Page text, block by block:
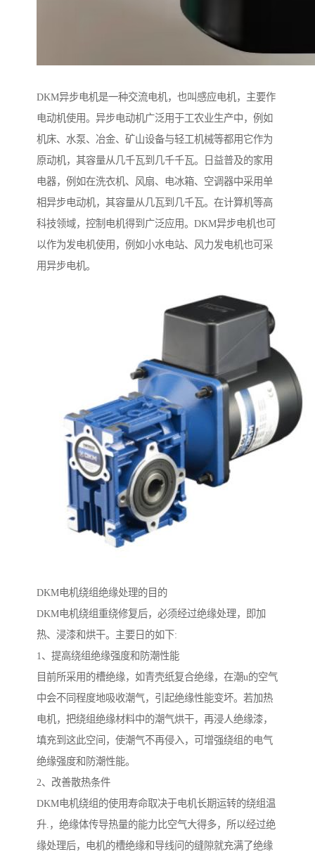
DKM异步电机是一种交流电机，也叫感应电机，主要作
电动机使用。异步电动机广泛用于工农业生产中，例如
机床、水泵、冶金、矿山设备与轻工机械等都用它作为
原动机，其容量从几千瓦到几千千瓦。日益普及的家用
电器，例如在洗衣机、风扇、电冰箱、空调器中采用单
相异步电动机，其容量从几瓦到几千瓦。在计算机等高
科技领域，控制电机得到广泛应用。DKM异步电机也可
以作为发电机使用，例如小水电站、风力发电机也可采
用异步电机。
DKM电机绕组绝缘处理的目的
DKM电机绕组重绕修复后，必须经过绝缘处理，即加
热、浸漆和烘干。主要日的如下:
1、提高绕组绝缘强度和防潮性能
目前所采用的槽绝缘，如青壳纸复合绝缘，在潮u的空气
中会不同程度地吸收潮气，引起绝缘性能变坏。若加热
电机，把绕组绝缘材料中的潮气烘干，再浸人绝缘漆，
填充到这此空间，使潮气不再侵入，可增强绕组的电气
绝缘强度和防潮性能。
2、改善散热条件
DKM电机绕组的使用寿命取决于电机长期运转的绕组温
升.，绝缘体传导热量的能力比空气大得多，所以经过绝
缘处理后，电机的槽绝缘和导线问的缝隙就充满了绝缘